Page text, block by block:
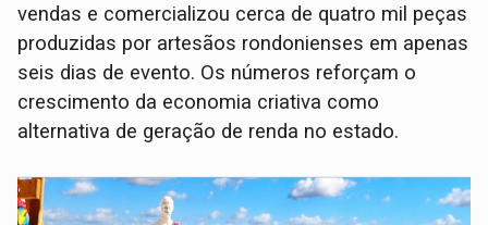
vendas e comercializou cerca de quatro mil peças
produzidas por artesãos rondonienses em apenas
seis dias de evento. Os números reforçam o
crescimento da economia criativa como
alternativa de geração de renda no estado.